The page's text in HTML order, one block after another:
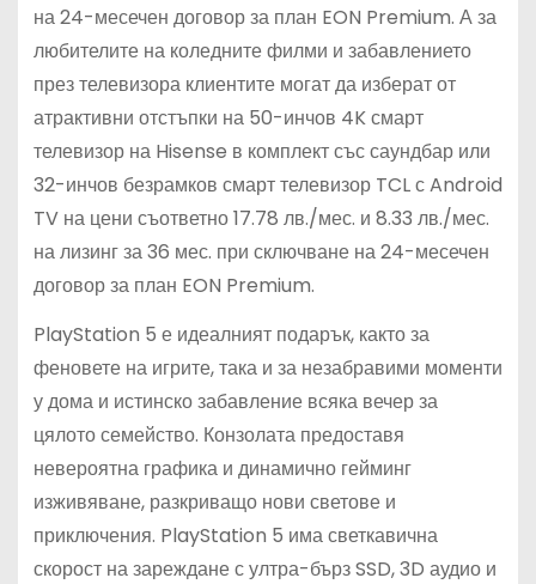
на 24-месечен договор за план EON Premium. А за
любителите на коледните филми и забавлението
през телевизора клиентите могат да изберат от
атрактивни отстъпки на 50-инчов 4K смарт
телевизор на Hisense в комплект със саундбар или
32-инчов безрамков смарт телевизор TCL с Android
TV на цени съответно 17.78 лв./мес. и 8.33 лв./мес.
на лизинг за 36 мес. при сключване на 24-месечен
договор за план EON Premium.
PlayStation 5 е идеалният подарък, както за
феновете на игрите, така и за незабравими моменти
у дома и истинско забавление всяка вечер за
цялото семейство. Конзолата предоставя
невероятна графика и динамично гейминг
изживяване, разкриващо нови светове и
приключения. PlayStation 5 има светкавична
скорост на зареждане с ултра-бърз SSD, 3D аудио и